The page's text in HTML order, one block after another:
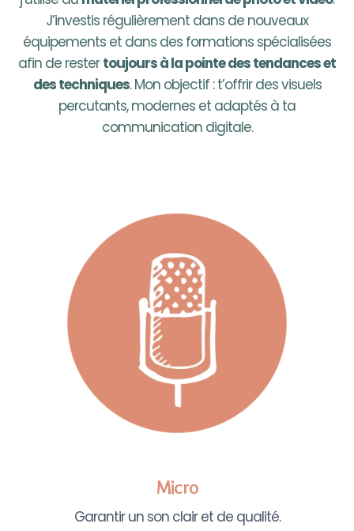
J’investis régulièrement dans de nouveaux
équipements et dans des formations spécialisées
afin de restertoujours à la pointe des tendances et
des techniques. Mon objectif : t’offrir des visuels
percutants, modernes et adaptés à ta
communication digitale.
Micro
Garantir un son clair et de qualité.